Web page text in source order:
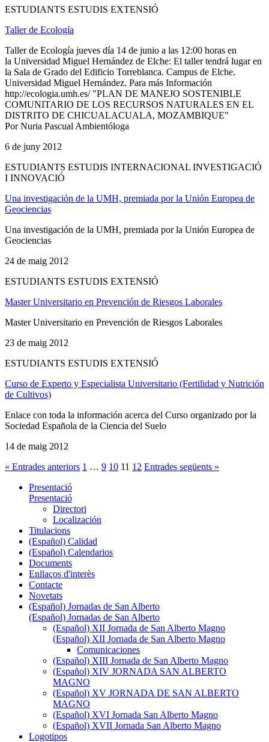
ESTUDIANTS ESTUDIS EXTENSIÓ
Taller de Ecología
Taller de Ecología jueves día 14 de junio a las 12:00 horas en
la Universidad Miguel Hernández de Elche: El taller tendrá lugar en
la Sala de Grado del Edificio Torreblanca. Campus de Elche.
Universidad Miguel Hernández. Para más Información
http://ecologia.umh.es/ "PLAN DE MANEJO SOSTENIBLE
COMUNITARIO DE LOS RECURSOS NATURALES EN EL
DISTRITO DE CHICUALACUALA, MOZAMBIQUE"
Por Nuria Pascual Ambientóloga
6 de juny 2012
ESTUDIANTS ESTUDIS INTERNACIONAL INVESTIGACIÓ
I INNOVACIÓ
Una investigación de la UMH, premiada por la Unión Europea de
Geociencias
Una investigación de la UMH, premiada por la Unión Europea de
Geociencias
24 de maig 2012
ESTUDIANTS ESTUDIS EXTENSIÓ
Master Universitario en Prevención de Riesgos Laborales
Master Universitario en Prevención de Riesgos Laborales
23 de maig 2012
ESTUDIANTS ESTUDIS EXTENSIÓ
Curso de Experto y Especialista Universitario (Fertilidad y Nutrición
de Cultivos)
Enlace con toda la información acerca del Curso organizado por la
Sociedad Española de la Ciencia del Suelo
14 de maig 2012
« Entrades anteriors 1 … 9 10 11 12 Entrades següents »
Presentació
Presentació
Directori
Localización
Titulacions
(Español) Calidad
(Español) Calendarios
Documents
Enllaços d'interès
Contacte
Novetats
(Español) Jornadas de San Alberto
(Español) Jornadas de San Alberto
(Español) XII Jornada de San Alberto Magno
(Español) XII Jornada de San Alberto Magno
Comunicaciones
(Español) XIII Jornada de San Alberto Magno
(Español) XIV JORNADA SAN ALBERTO
MAGNO
(Español) XV JORNADA DE SAN ALBERTO
MAGNO
(Español) XVI Jornada San Alberto Magno
(Español) XVII Jornada San Alberto Magno
Logotipos